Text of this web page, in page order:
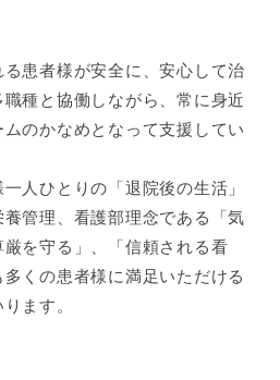
患者様が安全に、安心して治
種と協働しながら、常に身近
のかなめとなって支援してい
人ひとりの「退院後の生活」
管理、看護部理念である「気
を守る」、「信頼される看
くの患者様に満足いただける
ます。